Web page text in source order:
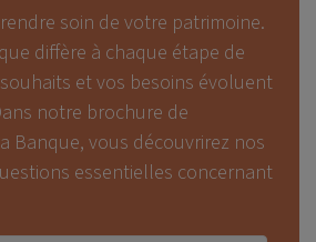
soin de votre patrimoine.
diffère à chaque étape de
et vos besoins évoluent
notre brochure de
Banque, vous découvrirez nos
essentielles concernant